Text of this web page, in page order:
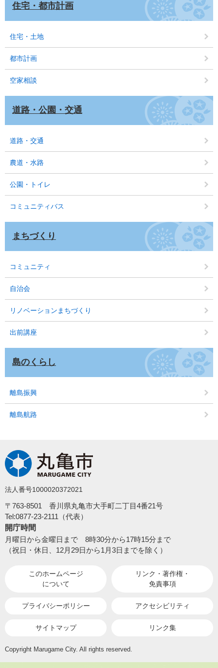
住宅・都市計画
住宅・土地
都市計画
空家相談
道路・公園・交通
道路・交通
農道・水路
公園・トイレ
コミュニティバス
まちづくり
コミュニティ
自治会
リノベーションまちづくり
出前講座
島のくらし
離島振興
離島航路
法人番号1000020372021
〒763-8501 香川県丸亀市大手町二丁目4番21号
Tel:0877-23-2111（代表）
開庁時間
月曜日から金曜日まで 8時30分から17時15分まで
（祝日・休日、12月29日から1月3日までを除く）
このホームページ
について
リンク・著作権・
免責事項
プライバシーポリシー アクセシビリティ
サイトマップ リンク集
Copyright Marugame City. All rights reserved.